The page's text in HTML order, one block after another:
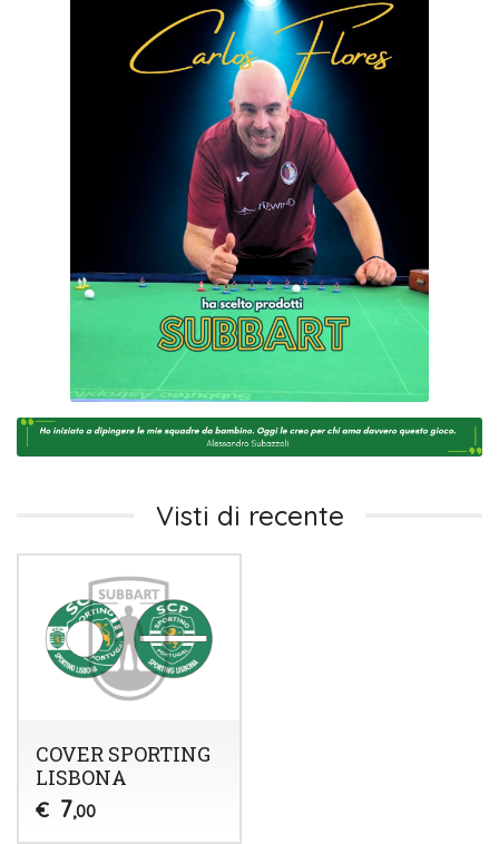
Visti di recente
COVER SPORTING
LISBONA
€ 7,00